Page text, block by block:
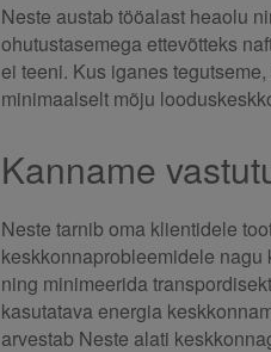
Neste austab tööalast heaolu
ohutustasemega ettevõtteks
ei teeni. Kus iganes
minimaalselt mõju
Kanname
Neste tarnib oma klientidele
keskkonnaprobleemidele
ning minimeerida
kasutatava energia
arvestab Neste alati